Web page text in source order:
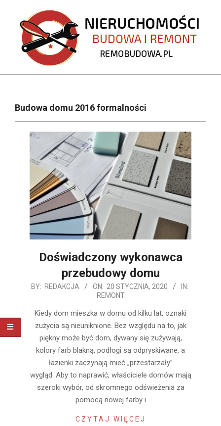
content
REMOBUDOWA.PL
NavigationBudowa domu 2016 formalności
Doświadczony wykonawca
przebudowy domu
2020-
20
BY: REDAKCJA ON: 20 STYCZNIA, 2020
IN:
REMONT
Kiedy dom mieszka w domu od kilku lat, oznaki
zużycia są nieuniknione. Bez względu na to, jak
piękny może być dom, dywany się zużywają,
kolory farb blakną, podłogi są odpryskiwane, a
łazienki zaczynają mieć „przestarzały”
wygląd. Aby to naprawić, właściciele domów mają
szeroki wybór, od skromnego odświeżenia za
pomocą nowej farby i
CZYTAJ WIĘCEJ